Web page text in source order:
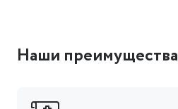
Наши преимущества